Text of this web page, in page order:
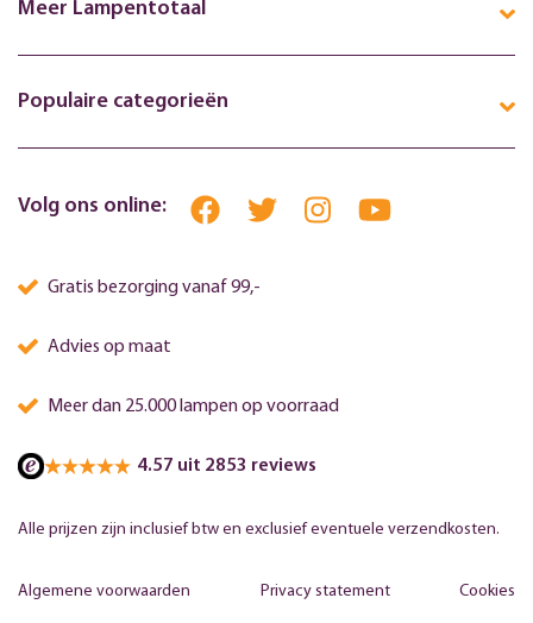
Meer Lampentotaal
Populaire categorieën
Volg ons online:
Gratis bezorging vanaf 99,-
Advies op maat
Meer dan 25.000 lampen op voorraad
4.57 uit 2853 reviews
Alle prijzen zijn inclusief btw en exclusief eventuele verzendkosten.
Algemene voorwaarden Privacy statement Cookies